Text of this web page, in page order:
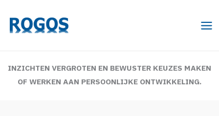
naar
INZICHTEN VERGROTEN EN BEWUSTER KEUZES MAKEN
OF WERKEN AAN PERSOONLIJKE ONTWIKKELING.